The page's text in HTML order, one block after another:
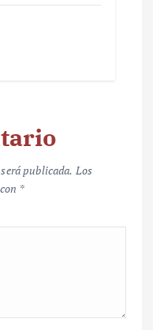
publicada. Los
*